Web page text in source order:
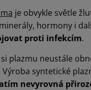
je obvykle světle
hormony i
proti infekcím.
plazmu neustále
syntetické
nevyrovná